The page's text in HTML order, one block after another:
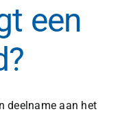
een
deelname aan het